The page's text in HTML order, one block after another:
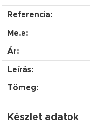
Referencia:
Me.e:
Ár:
Leírás:
Tömeg:
Készlet adatok